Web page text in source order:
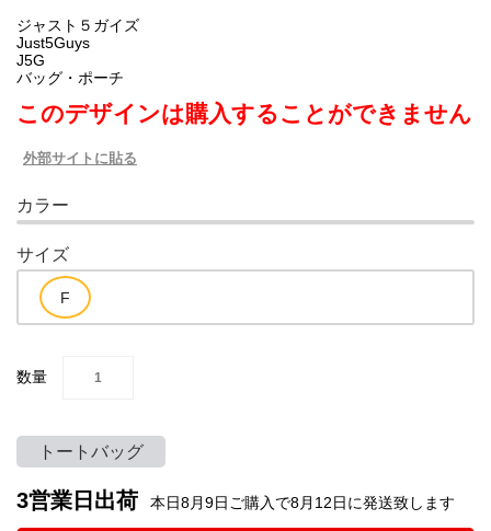
ジャスト５ガイズ
Just5Guys
J5G
バッグ・ポーチ
このデザインは購入することができません
外部サイトに貼る
カラー
サイズ
数量
トートバッグ
3営業日出荷 本日8月9日ご購入で8月12日に発送致します